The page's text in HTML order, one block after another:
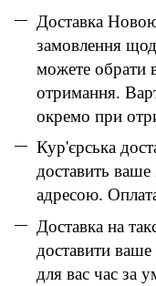
Доставка
замовлення
можете обрати
отримання.
окремо при
Кур'єрська
доставить
адресою.
Доставка на
доставити
для вас час за